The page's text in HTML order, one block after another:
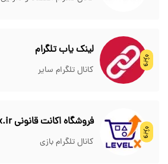
ویژه
لینک یاب تلگرام
کانال تلگرام سایر
ویژه
فروشگاه اکانت قانونی Levelix.ir
کانال تلگرام بازی